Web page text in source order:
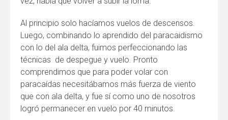
Al principio solo hacíamos vuelos de descensos.
Luego, combinando lo aprendido del paracaidismo
con lo del ala delta, fuimos perfeccionando las
técnicas de despegue y vuelo. Pronto
comprendimos que para poder volar con
paracaídas necesitábamos más fuerza de viento
que con ala delta, y fue sí como uno de nosotros
logró permanecer en vuelo por 40 minutos.